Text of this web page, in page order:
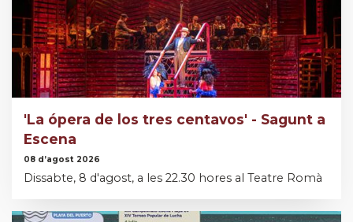
'La ópera de los tres centavos' - Sagunt a
Escena
08 d’agost 2026
Dissabte, 8 d'agost, a les 22.30 hores al Teatre Romà